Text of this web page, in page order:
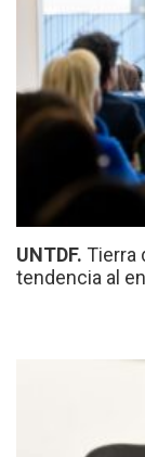
UNTDF. Tierra
tendencia al